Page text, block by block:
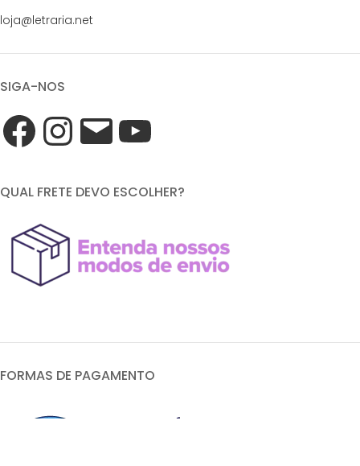
loja@letraria.net
SIGA-NOS
QUAL FRETE DEVO ESCOLHER?
FORMAS DE PAGAMENTO